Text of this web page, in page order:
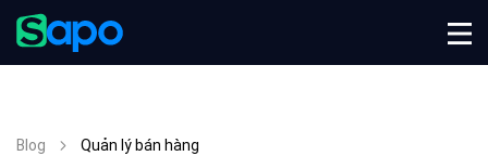
Blog Quản lý bán hàng